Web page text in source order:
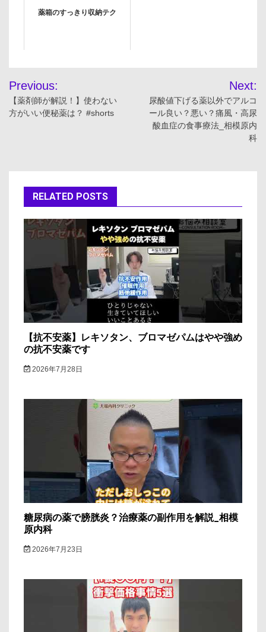
肌
薬箱のすっきり収納テク
投
稿
ー
シ
ン
Previous:
【薬剤師が解説！】使わない
方がいい便秘薬は？ #shorts
Next:
尿酸値下げる薬以外でアルコ
ール良い？悪い？痛風・高尿
酸血症の食事療法_相模原内
科
RELATED POSTS
【抗不安薬】レキソタン、ブロマゼパムはやや強め
の抗不安薬です
2026年7月28日
糖尿病の薬で膀胱炎？治療薬の副作用を解説_相模
原内科
2026年7月23日